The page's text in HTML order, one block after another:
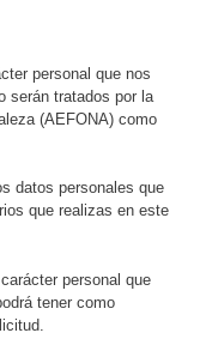
personal que nos
serán tratados por la
(AEFONA) como
datos personales que
que realizas en este
personal que
tener como